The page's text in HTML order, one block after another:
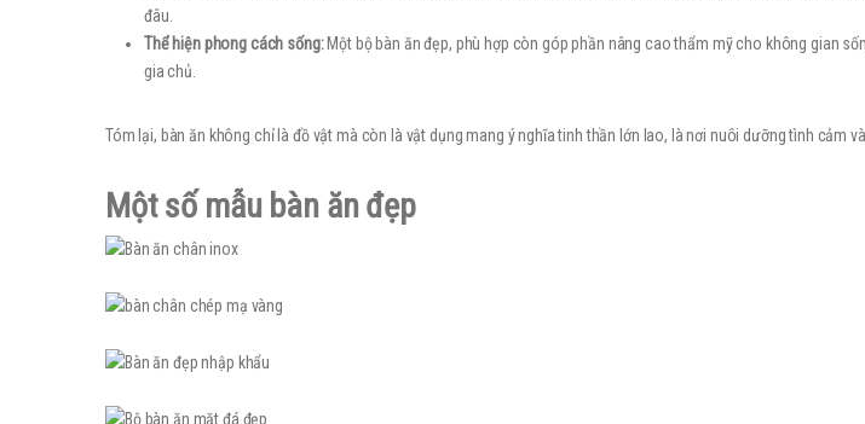
đâu.
Thể hiện phong cách sống:Một bộ bàn ăn đẹp, phù hợp còn góp phần nâng cao thẩm mỹ cho không gian
gia chủ.
Tóm lại, bàn ăn không chỉ là đồ vật mà còn là vật dụng mang ý nghĩa tinh thần lớn lao, là nơi nuôi dưỡng tình cảm
Một số mẫu bàn ăn đẹp